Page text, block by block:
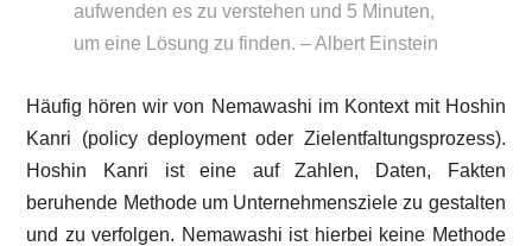
aufwenden es zu verstehen und 5 Minuten,
um eine Lösung zu finden. – Albert Einstein
Häufig hören wir von Nemawashi im Kontext mit Hoshin
Kanri (policy deployment oder Zielentfaltungsprozess).
Hoshin Kanri ist eine auf Zahlen, Daten, Fakten
beruhende Methode um Unternehmensziele zu gestalten
und zu verfolgen. Nemawashi ist hierbei keine Methode